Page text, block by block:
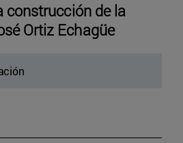
construcción de la
Ortiz Echagüe